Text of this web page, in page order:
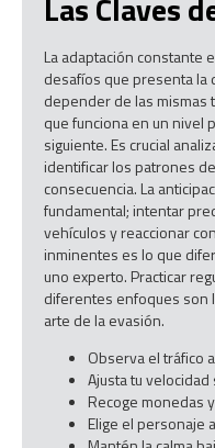
La adaptación constante
desafíos que presenta la
depender de las mismas
que funciona en un nivel
siguiente. Es crucial
identificar los patrones
consecuencia. La
fundamental; intentar
vehículos y reaccionar
inminentes es lo que
uno experto. Practicar
diferentes enfoques son
arte de la evasión.
Observa el tráfico
Ajusta tu
Recoge monedas
Elige el personaje